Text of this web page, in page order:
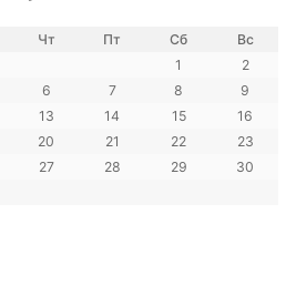
Чт Пт Сб
Вс
1
2
6 7 8
9
13 14 15
16
20 21 22
23
27 28 29
30